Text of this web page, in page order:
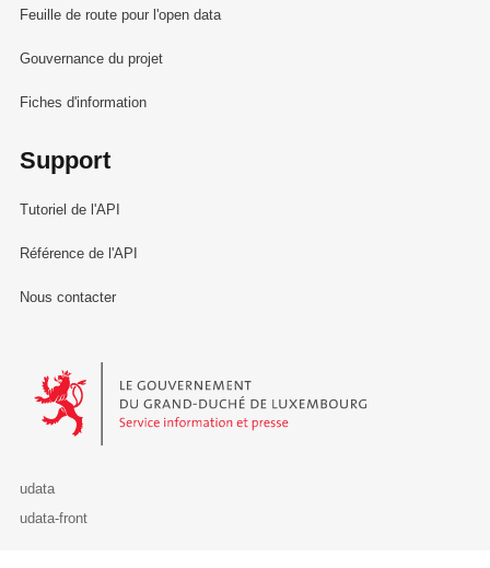
Feuille de route pour l'open data
Gouvernance du projet
Fiches d'information
Support
Tutoriel de l'API
Référence de l'API
Nous contacter
Le Gouvernement du Grand-Duché de Luxembourg - Service
udata
udata-front